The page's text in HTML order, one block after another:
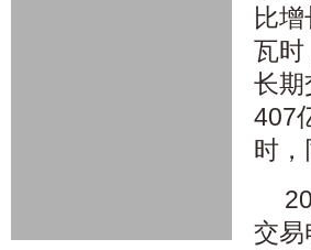
比
瓦时
长期
407
时
交易